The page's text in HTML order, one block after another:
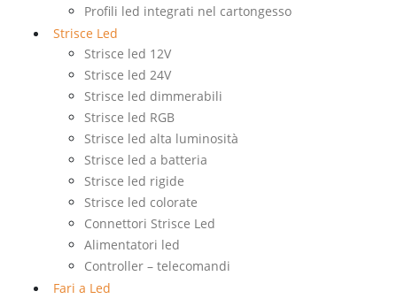
Profili led integrati nel cartongesso
Strisce Led
Strisce led 12V
Strisce led 24V
Strisce led dimmerabili
Strisce led RGB
Strisce led alta luminosità
Strisce led a batteria
Strisce led rigide
Strisce led colorate
Connettori Strisce Led
Alimentatori led
Controller – telecomandi
Fari a Led